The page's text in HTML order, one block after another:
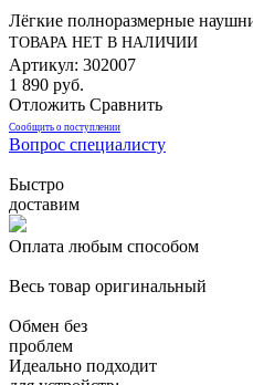
Лёгкие полноразмерные
ТОВАРА НЕТ В НАЛИЧИИ
Артикул: 302007
1 890 руб.
Отложить Сравнить
Сообщить о поступлении
Вопрос специалисту
Быстро
доставим
Оплата любым способом
Весь товар оригинальный
Обмен без
проблем
Идеально подходит